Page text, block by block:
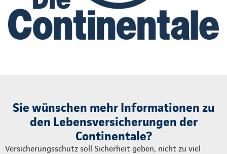
Sie wünschen mehr Informationen zu
den Lebensversicherungen der
Continentale?
Versicherungsschutz soll Sicherheit geben, nicht zu viel